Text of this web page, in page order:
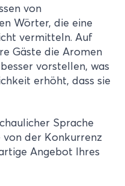
von
Wörter, die eine
vermitteln. Auf
Gäste die Aromen
vorstellen, was
erhöht, dass sie
Sprache
von der Konkurrenz
Angebot Ihres